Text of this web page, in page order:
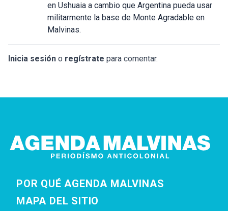
en Ushuaia a cambio que Argentina pueda usar
militarmente la base de Monte Agradable en
Malvinas.
Inicia sesión o regístrate para comentar.
POR QUÉ AGENDA MALVINAS
MAPA DEL SITIO